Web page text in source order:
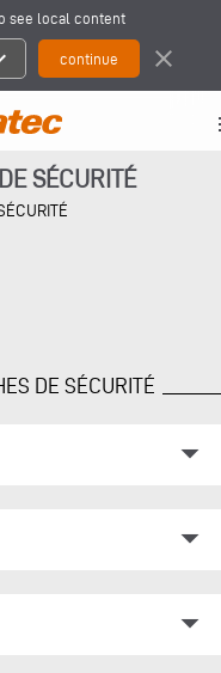
see local content
close
SÉCURITÉ
DE SÉCURITÉ
arrow_drop_down
arrow_drop_down
arrow_drop_down